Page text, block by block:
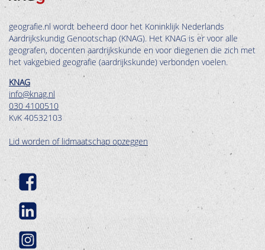
geografie.nl wordt beheerd door het Koninklijk Nederlands
Aardrijkskundig Genootschap (KNAG). Het KNAG is er voor alle
geografen, docenten aardrijkskunde en voor diegenen die zich met
het vakgebied geografie (aardrijkskunde) verbonden voelen.
KNAG
info@knag.nl
030 4100510
KvK 40532103
Lid worden of lidmaatschap opzeggen